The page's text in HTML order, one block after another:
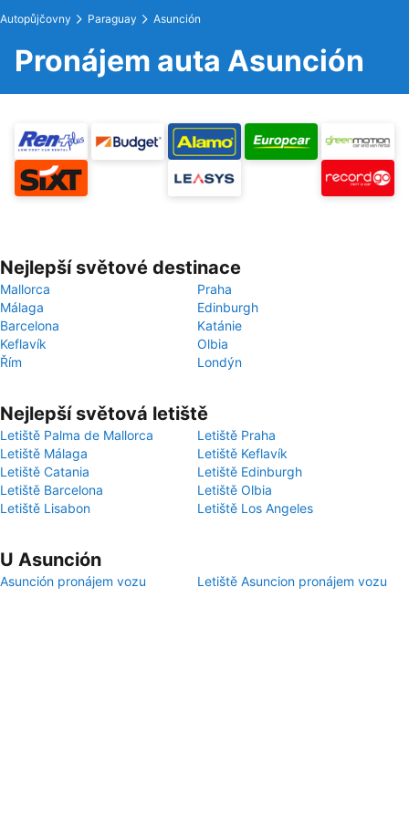
Autopůjčovny Paraguay Asunción
Pronájem auta Asunción
Nejlepší světové destinace
Mallorca
Praha
Málaga
Edinburgh
Barcelona
Katánie
Keflavík
Olbia
Řím
Londýn
Nejlepší světová letiště
Letiště Palma de Mallorca
Letiště Praha
Letiště Málaga
Letiště Keflavík
Letiště Catania
Letiště Edinburgh
Letiště Barcelona
Letiště Olbia
Letiště Lisabon
Letiště Los Angeles
U Asunción
Asunción pronájem vozu Letiště Asuncion pronájem vozu